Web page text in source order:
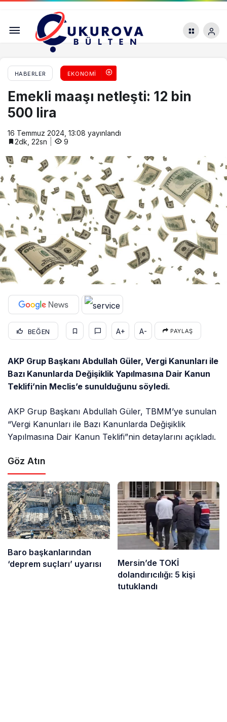
HABERLER EKONOMI
Emekli maaşı netleşti: 12 bin
500 lira
16 Temmuz 2024, 13:08 yayınlandı
2dk, 22sn
9
BEĞEN A+ A- PAYLAŞ
AKP Grup Başkanı Abdullah Güler, Vergi Kanunları ile
Bazı Kanunlarda Değişiklik Yapılmasına Dair Kanun
Teklifi’nin Meclis’e sunulduğunu söyledi.
AKP Grup Başkanı Abdullah Güler, TBMM’ye sunulan
“Vergi Kanunları ile Bazı Kanunlarda Değişiklik
Yapılmasına Dair Kanun Teklifi”nin detaylarını açıkladı.
Göz Atın
Baro başkanlarından
‘deprem suçları’ uyarısı
Mersin’de TOKİ
dolandırıcılığı: 5 kişi
tutuklandı
YKS sonuçları açıklandı: Birinciler belli oldu